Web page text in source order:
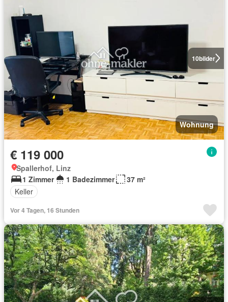
10bilder
Wohnung
€ 119 000
Spallerhof, Linz
1 Zimmer
1 Badezimmer
37 m²
Keller
Vor 4 Tagen, 16 Stunden